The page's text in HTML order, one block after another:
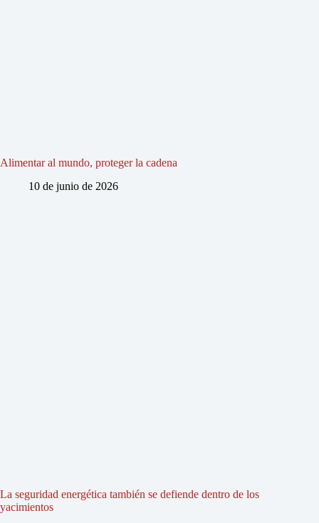
Alimentar al mundo, proteger la cadena
10 de junio de 2026
La seguridad energética también se defiende dentro de los
yacimientos